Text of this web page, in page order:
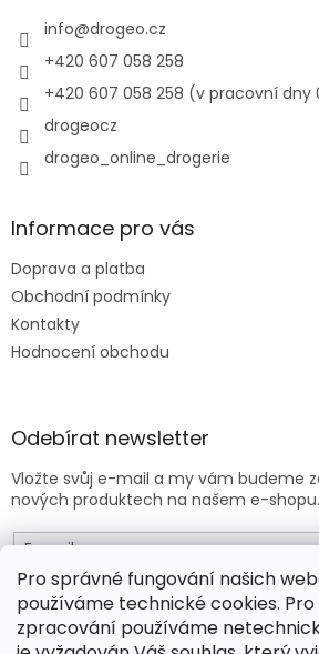
Pro správné fungování našich
používáme technické cookies.
zpracování používáme
info@drogeo.cz
+420 607 058 258
+420 607 058 258 (v pracovní dny
drogeocz
drogeo_online_drogerie
Informace pro vás
Doprava a platba
Obchodní podmínky
Kontakty
Hodnocení obchodu
Odebírat newsletter
Vložte svůj e-mail a my vám budeme
nových produktech na našem e-shopu.
E-mail
Vložením e-mailu souhlasíte s